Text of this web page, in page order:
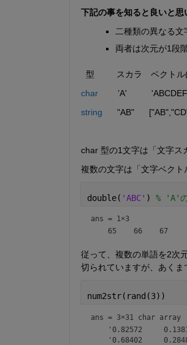
下記の事を知ると良いと思
二種類の異なる文
両者は次元が1段
型         スカラ　ベクトル(1
char
’A'
string
"AB"
char 型の1文字は「文字ス
複数の文字は「文字ベクト
double( 'ABC' ) % 'A'
ans = 1×3
    65    66    67
従って、複数の単語を2次
切られていますが、あくま
num2str(rand(3))
ans = 3×31 char array
'0.82572
'0.68402